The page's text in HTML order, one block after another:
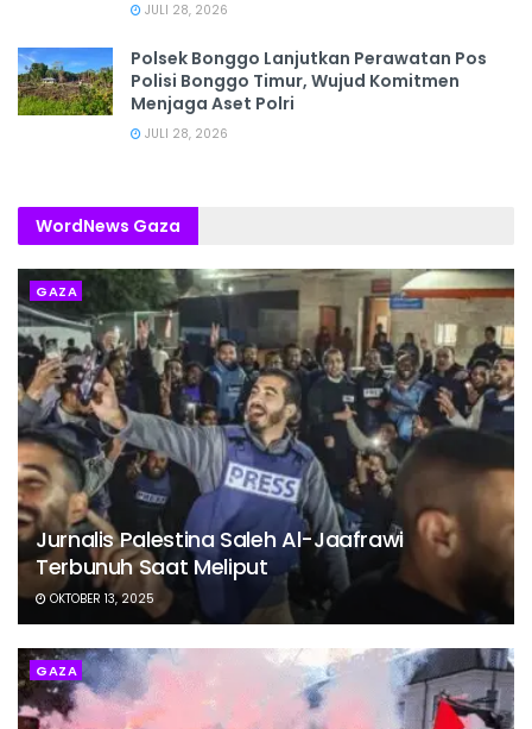
JULI 28, 2026
Polsek Bonggo Lanjutkan Perawatan Pos
Polisi Bonggo Timur, Wujud Komitmen
Menjaga Aset Polri
JULI 28, 2026
WordNews Gaza
GAZA
Jurnalis Palestina Saleh Al-Jaafrawi
Terbunuh Saat Meliput
OKTOBER 13, 2025
GAZA